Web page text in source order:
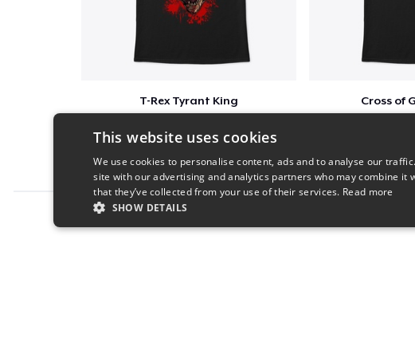
T-Rex Tyrant King Cross of
This website uses cookies
We use cookies to personalise content, ads and to analyse our
site with our advertising and analytics partners who may combine it
that they’ve collected from your use of their services. Read more
SHOW DETAILS